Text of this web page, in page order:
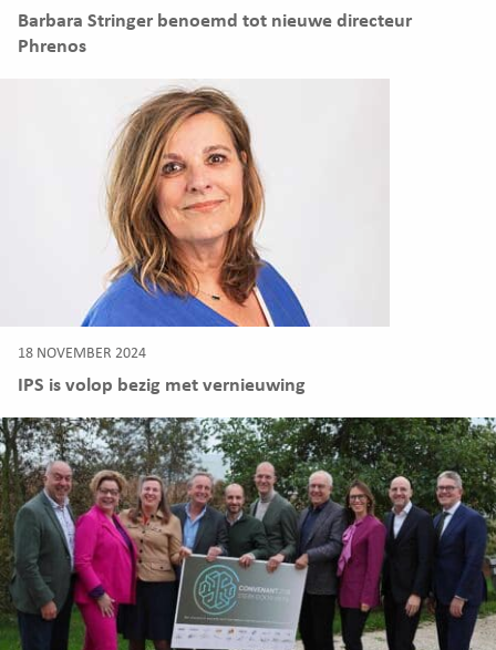
Barbara Stringer benoemd tot nieuwe directeur
Phrenos
18 NOVEMBER 2024
IPS is volop bezig met vernieuwing